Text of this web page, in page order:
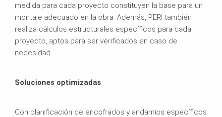
medida para cada proyecto constituyen la base para un
montaje adecuado en la obra. Además, PERI también
realiza cálculos estructurales específicos para cada
proyecto, aptos para ser verificados en caso de
necesidad.
Soluciones optimizadas
Con planificación de encofrados y andamios específicos